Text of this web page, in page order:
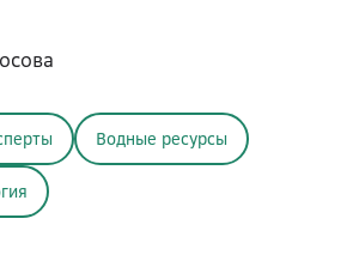
Водные ресурсы